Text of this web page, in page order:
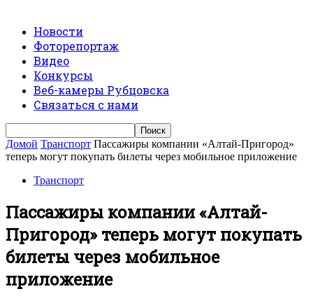
Новости
Фоторепортаж
Видео
Конкурсы
Веб-камеры Рубцовска
Связаться с нами
Домой Транспорт Пассажиры компании «Алтай-Пригород»
теперь могут покупать билеты через мобильное приложение
Транспорт
Пассажиры компании «Алтай-
Пригород» теперь могут покупать
билеты через мобильное
приложение